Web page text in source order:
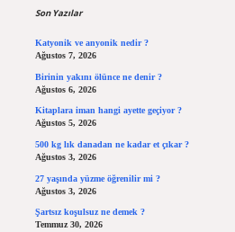
Son Yazılar
Katyonik ve anyonik nedir ?
Ağustos 7, 2026
Birinin yakını ölünce ne denir ?
Ağustos 6, 2026
Kitaplara iman hangi ayette geçiyor ?
Ağustos 5, 2026
500 kg lık danadan ne kadar et çıkar ?
Ağustos 3, 2026
27 yaşında yüzme öğrenilir mi ?
Ağustos 3, 2026
Şartsız koşulsuz ne demek ?
Temmuz 30, 2026